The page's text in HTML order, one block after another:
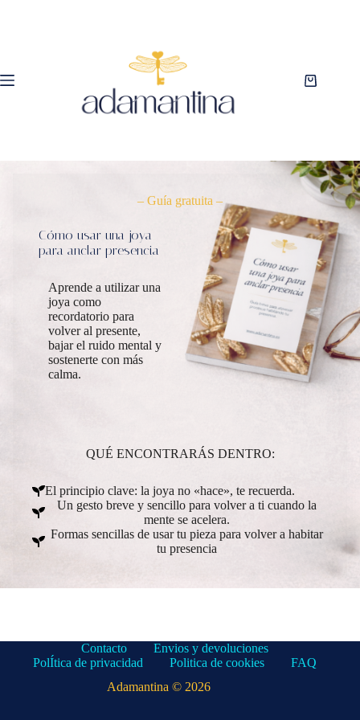
Carro
– Guía gratuita –
Cómo usar una joya
para anclar presencia
Aprende a utilizar una
joya como
recordatorio para
volver al presente,
bajar el ruido mental y
sostenerte con más
calma.
QUÉ ENCONTRARÁS DENTRO:
El principio clave: la joya no «hace», te recuerda.
Un gesto breve y sencillo para volver a ti cuando la
mente se acelera.
Formas sencillas de usar tu pieza para volver a habitar
tu presencia
Contacto
Envios y devoluciones
PolÍtica de privacidad
Politica de cookies
FAQ
Adamantina © 2026